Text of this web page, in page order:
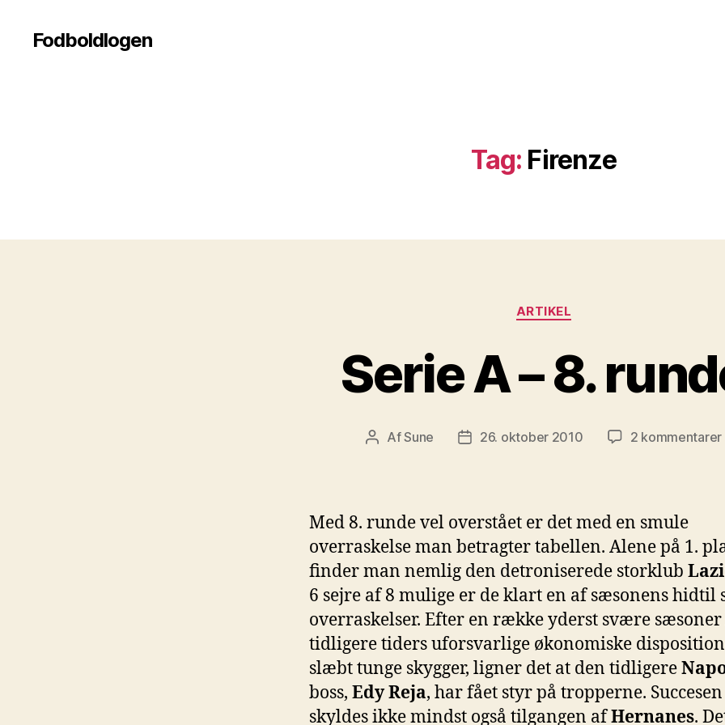
Fodboldlogen
Tag: Firenze
Kategorier
ARTIKEL
Serie A – 8.
Indlægsforfatter
AfSune Indlægsdato
26. oktober 2010 2 kommentarertil
Med 8. runde vel overstået er det med en smule
overraskelse man betragter tabellen. Alene på 1.
finder man nemlig den detroniserede storklub
6 sejre af 8 mulige er de klart en af sæsonens hidtil
overraskelser. Efter en række yderst svære
tidligere tiders uforsvarlige økonomiske
slæbt tunge skygger, ligner det at den tidligere
boss, Edy Reja, har fået styr på tropperne. Succesen
skyldes ikke mindst også tilgangen afHernanes.